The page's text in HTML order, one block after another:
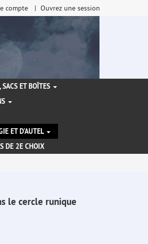
compte Ouvrez une session
SACS ET BOÎTES
ET D'AUTEL
DE 2E CHOIX
le cercle runique